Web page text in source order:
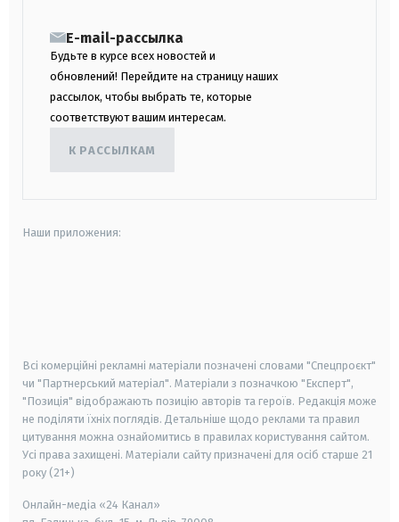
E-mail-рассылка
Будьте в курсе всех новостей и
обновлений! Перейдите на страницу наших
рассылок, чтобы выбрать те, которые
соответствуют вашим интересам.
К РАССЫЛКАМ
Наши приложения:
Всі комерційні рекламні матеріали позначені словами "Спецпроєкт"
чи "Партнерський матеріал". Матеріали з позначкою "Експерт",
"Позиція" відображають позицію авторів та героїв. Редакція може
не поділяти їхніх поглядів. Детальніше щодо реклами та правил
цитування можна ознайомитись в правилах користування сайтом.
Усі права захищені. Матеріали сайту призначені для осіб старше 21
року (21+)
Онлайн-медіа «24 Канал»